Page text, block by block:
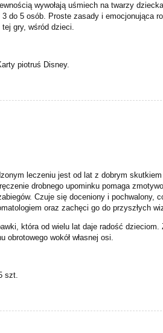
wywołają uśmiech na twarzy
3 do 5 osób. Proste zasady i emocjonująca
gry, wśród dzieci.
piotruś Disney.
leczeniu jest od lat z dobrym
drobnego upominku pomaga
Czuje się doceniony i pochwalony,
oraz zachęci go do przyszłych
która od wielu lat daje radość dzieciom.
obrotowego wokół własnej osi.
szt.